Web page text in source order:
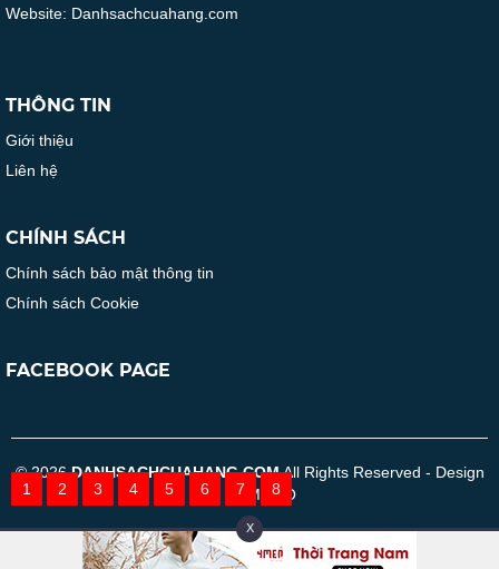
1 2 3 4 5 6 7 8
Website: Danhsachcuahang.com
THÔNG TIN
Giới thiệu
Liên hệ
CHÍNH SÁCH
Chính sách bảo mật thông tin
Chính sách Cookie
FACEBOOK PAGE
© 2026DANHSACHCUAHANG.COMAll Rights Reserved - Design
by TOMODO
X